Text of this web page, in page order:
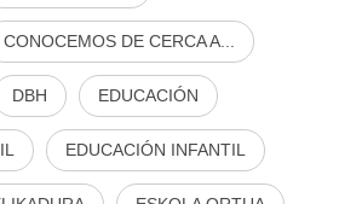
CONOCEMOS DE CERCA A...
DBH EDUCACIÓN
EDUCACIÓN INFANTIL